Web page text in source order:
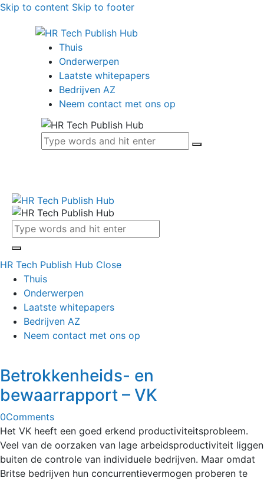
Skip to content Skip to footer
Thuis
Onderwerpen
Laatste whitepapers
Bedrijven AZ
Neem contact met ons op
HR Tech Publish Hub Close
Thuis
Onderwerpen
Laatste whitepapers
Bedrijven AZ
Neem contact met ons op
Betrokkenheids- en
bewaarrapport – VK
0Comments
Het VK heeft een goed erkend productiviteitsprobleem.
Veel van de oorzaken van lage arbeidsproductiviteit liggen
buiten de controle van individuele bedrijven. Maar omdat
Britse bedrijven hun concurrentievermogen proberen te